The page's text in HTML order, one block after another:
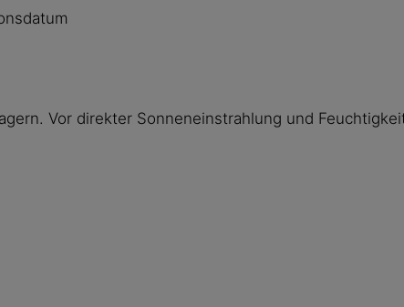
Vor direkter Sonneneinstrahlung und